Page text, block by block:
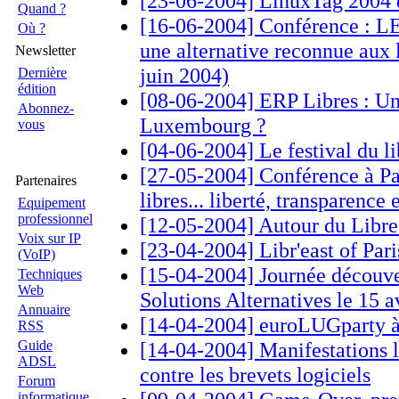
Quand ?
Où ?
Newsletter
Dernière
édition
Abonnez-
vous
Partenaires
Equipement
professionnel
Voix sur IP
(VoIP)
Techniques
Web
Annuaire
RSS
Guide
ADSL
Forum
[16-06-2004] Conférence :
une alternative reconnue
juin 2004)
[08-06-2004] ERP Libres :
Luxembourg ?
[04-06-2004] Le festival du
[27-05-2004] Conférence à
libres... liberté, transparence
[12-05-2004] Autour du
[23-04-2004] Libr'east of
[15-04-2004] Journée
Solutions Alternatives le 15
[14-04-2004] euroLUGparty
[14-04-2004] Manifestations
contre les brevets logiciels